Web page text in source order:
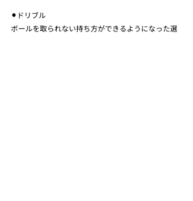
⚫︎ドリブル
ボールを取られない持ち方ができるようになった選